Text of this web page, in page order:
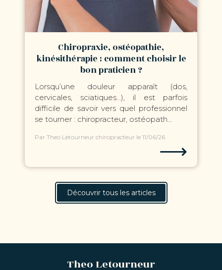
Chiropraxie, ostéopathie,
kinésithérapie : comment choisir le
bon praticien ?
Lorsqu’une douleur apparaît (dos,
cervicales, sciatiques…), il est parfois
difficile de savoir vers quel professionnel
se tourner : chiropracteur, ostéopath...
Par Theo Letourneur chiropracteur le 11/06/26
⟶
Découvrir tous les articles
Theo Letourneur